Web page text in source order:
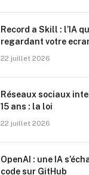
Record a Skill : l’IA
regardant votre
22 juillet 2026
Réseaux sociaux
15 ans : la loi
22 juillet 2026
OpenAI : une IA
code sur GitHub